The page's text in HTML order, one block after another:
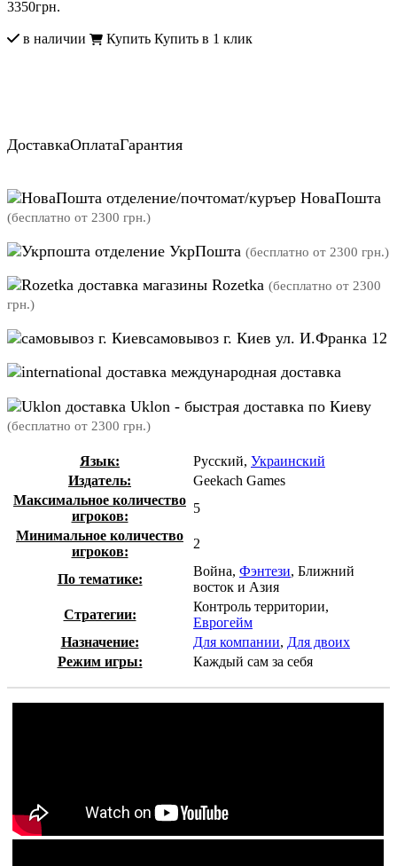
3350грн.
в наличии Купить Купить в 1 клик
ДоставкаОплатаГарантия
отделение/почтомат/куръер НоваПошта
(бесплатно от 2300 грн.)
отделение УкрПошта (бесплатно от 2300 грн.)
магазины Rozetka (бесплатно от 2300
грн.)
самовывоз г. Киев ул. И.Франка 12
международная доставка
Uklon - быстрая доставка по Киеву
(бесплатно от 2300 грн.)
Язык: Русский, Украинский
Издатель:
Geekach Games
Максимальное количество
игроков:
5
Минимальное количество
игроков:
2
По тематике:
Война, Фэнтези, Ближний
восток и Азия
Стратегии:
Контроль территории,
Еврогейм
Назначение:
Для компании, Для двоих
Режим игры:
Каждый сам за себя